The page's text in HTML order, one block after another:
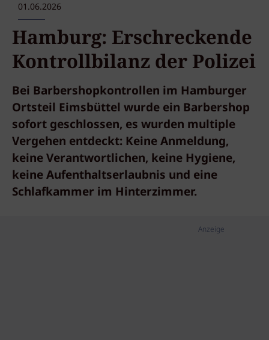
01.06.2026
Hamburg: Erschreckende
Kontrollbilanz der Polizei
Bei Barbershopkontrollen im Hamburger
Ortsteil Eimsbüttel wurde ein Barbershop
sofort geschlossen, es wurden multiple
Vergehen entdeckt: Keine Anmeldung,
keine Verantwortlichen, keine Hygiene,
keine Aufenthaltserlaubnis und eine
Schlafkammer im Hinterzimmer.
Anzeige